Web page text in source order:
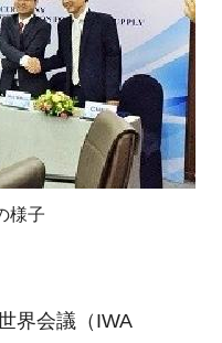
様子
界会議（IWA